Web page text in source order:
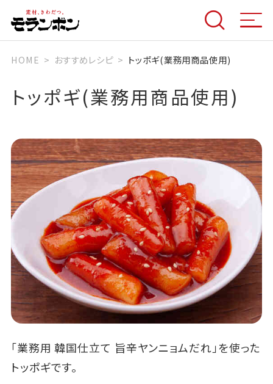
HOME おすすめレシピ トッポギ(業務用商品使用)
トッポギ(業務用商品使用)
「業務用 韓国仕立て 旨辛ヤンニョムだれ」を使った
トッポギです。